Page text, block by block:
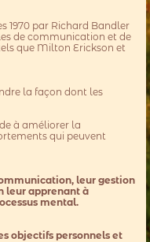
1970 par Richard Bandler
de communication et de
que Milton Erickson et
la façon dont les
à améliorer la
qui peuvent
leur gestion
leur apprenant à
mental.
objectifs personnels et